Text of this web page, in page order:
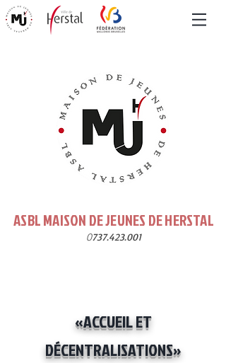
ASBL MAISON DE JEUNES DE HERSTAL
0737.423.001
«ACCUEIL ET
DÉCENTRALISATIONS»